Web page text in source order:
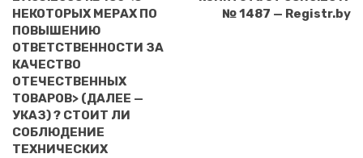
НЕКОТОРЫХ МЕРАХ ПО
ПОВЫШЕНИЮ
ОТВЕТСТВЕННОСТИ ЗА
КАЧЕСТВО
ОТЕЧЕСТВЕННЫХ
ТОВАРОВ> (ДАЛЕЕ —
УКАЗ) ? СТОИТ ЛИ
СОБЛЮДЕНИЕ
ТЕХНИЧЕСКИХ
№ 1487 — Registr.by